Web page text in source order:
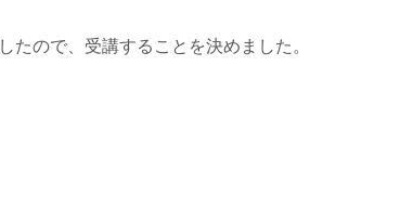
ので、受講することを決めました。